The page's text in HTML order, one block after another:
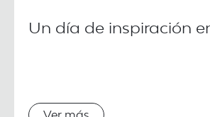
Un día de inspiración